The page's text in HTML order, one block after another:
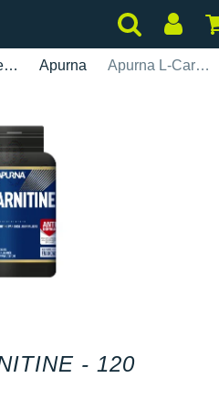
Complementos Apurna Apurna L-Carnitine - 120 cápsulas
- 120